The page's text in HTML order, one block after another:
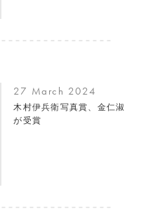
27 March 2024
木村伊兵衛写真賞、金仁淑
が受賞